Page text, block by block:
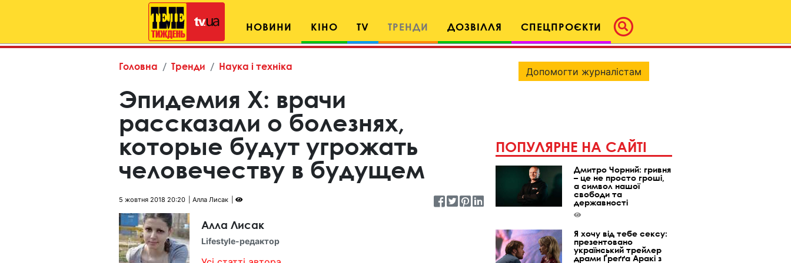
НОВИНИ КІНО TV ТРЕНДИ ДОЗВІЛЛЯ СПЕЦПРОЄКТИ
Головна Тренди Наука і техніка
Эпидемия X: врачи
рассказали о болезнях,
которые будут угрожать
человечеству в будущем
5 жовтня 2018 20:20 Алла Лисак
Алла Лисак
Lifestyle-редактор
Допомогти журналістам
ПОПУЛЯРНЕ НА САЙТІ
Дмитро Чорний: гривня
– це не просто гроші,
а символ нашої
свободи та
державності
Я хочу від тебе сексу:
презентовано
український трейлер
драми Ґреґґа Аракі з